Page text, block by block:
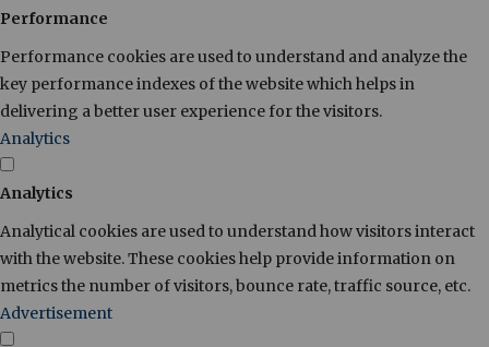
Performance
Performance cookies are used to understand and analyze the
key performance indexes of the website which helps in
delivering a better user experience for the visitors.
Analytics
Analytics
Analytical cookies are used to understand how visitors interact
with the website. These cookies help provide information on
metrics the number of visitors, bounce rate, traffic source, etc.
Advertisement